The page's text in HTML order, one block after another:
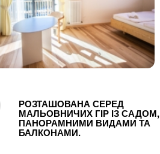
РОЗТАШОВАНА СЕРЕД
МАЛЬОВНИЧИХ ГІР ІЗ САДОМ,
ПАНОРАМНИМИ ВИДАМИ ТА
БАЛКОНАМИ.